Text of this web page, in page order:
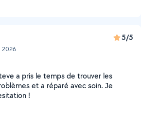
2026
5/5
a pris le temps de trouver les
et a réparé avec soin. Je
!